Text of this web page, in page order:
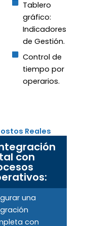
Tablero
gráfico:
Indicadores
de Gestión.
Control de
tiempo por
operarios.
Reales
con
una
con